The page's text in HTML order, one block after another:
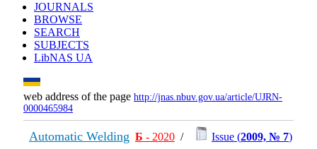
JOURNALS
BROWSE
SEARCH
SUBJECTS
LibNAS UA
web address of the page http://jnas.nbuv.gov.ua/article/UJRN-
0000465984
Automatic Welding Б - 2020 / Issue (2009, № 7)